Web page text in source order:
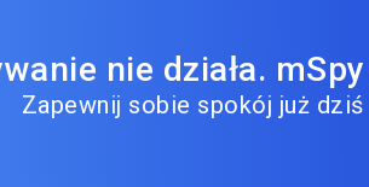
nie działa. mSpy
Zapewnij sobie spokój już dziś